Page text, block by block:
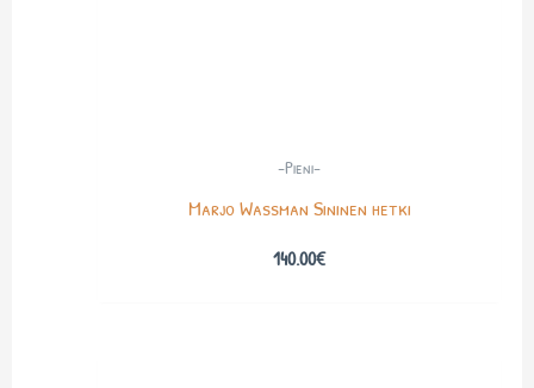
-Pieni-
Marjo Wassman Sininen hetki
140.00€